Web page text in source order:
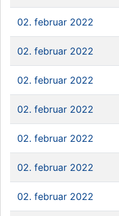
02. februar 2022
02. februar 2022
02. februar 2022
02. februar 2022
02. februar 2022
02. februar 2022
02. februar 2022